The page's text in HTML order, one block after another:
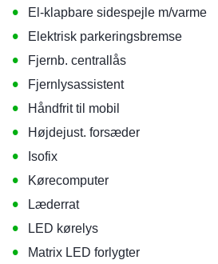
• El-klapbare sidespejle m/varme
• Elektrisk parkeringsbremse
• Fjernb. centrallås
• Fjernlysassistent
• Håndfrit til mobil
• Højdejust. forsæder
• Isofix
• Kørecomputer
• Læderrat
• LED kørelys
• Matrix LED forlygter